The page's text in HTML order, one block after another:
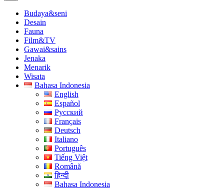
Budaya&seni
Desain
Fauna
Film&TV
Gawai&sains
Jenaka
Menarik
Wisata
Bahasa Indonesia
English
Español
Русский
Français
Deutsch
Italiano
Português
Tiếng Việt
Română
हिन्दी
Bahasa Indonesia